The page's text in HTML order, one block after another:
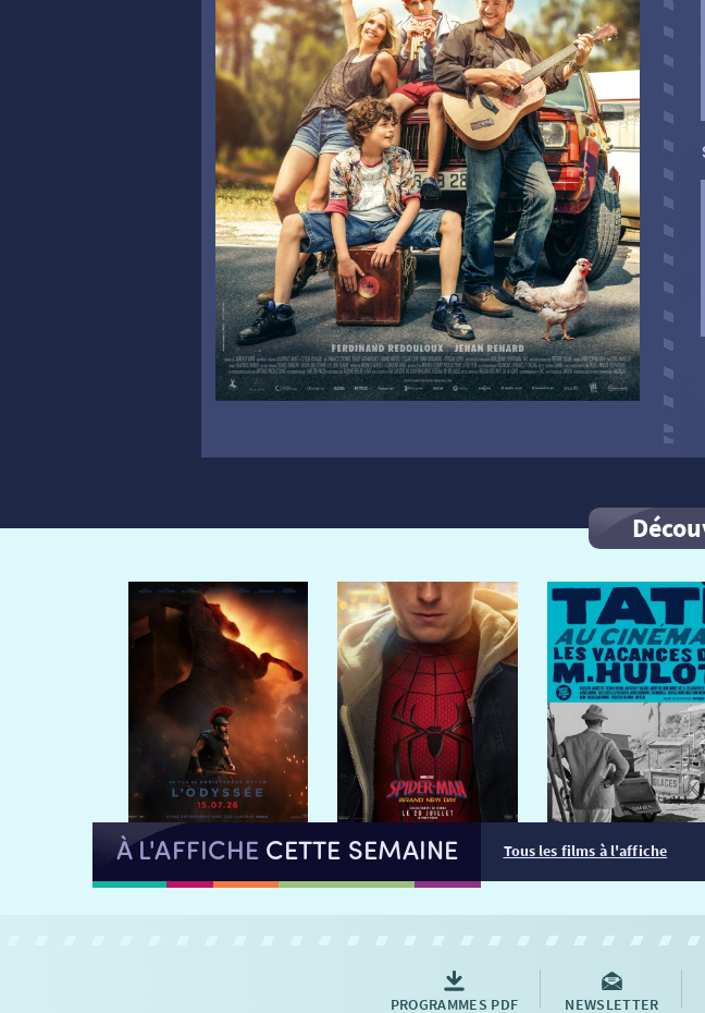
À L'AFFICHE CETTE SEMAINE Tous les films à l'affiche
PROGRAMMES PDF NEWSLETTER